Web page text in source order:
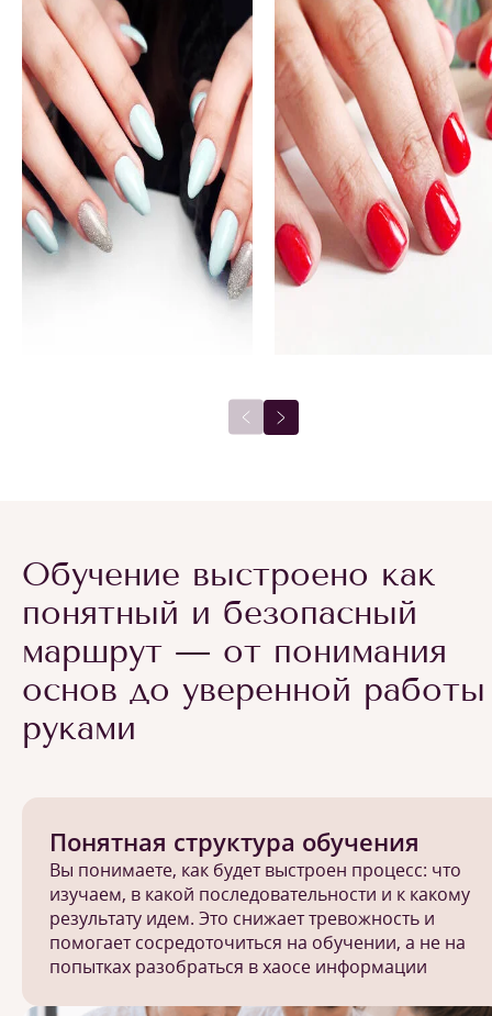
Обучение выстроено как
понятный и безопасный
маршрут — от понимания
основ до уверенной работы
руками
Понятная структура обучения
Вы понимаете, как будет выстроен процесс: что
изучаем, в какой последовательности и к какому
результату идем. Это снижает тревожность и
помогает сосредоточиться на обучении, а не на
попытках разобраться в хаосе информации